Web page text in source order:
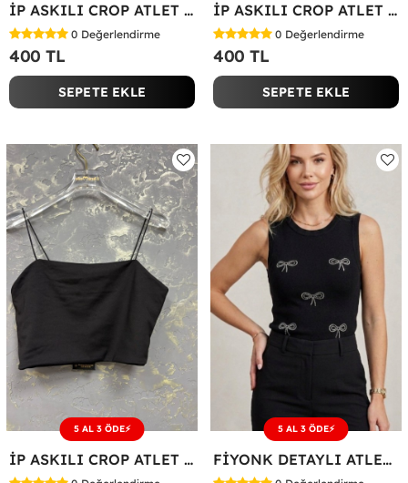
İP ASKILI CROP ATLET Fuşya
0 Değerlendirme
400 TL
SEPETE EKLE
İP ASKILI CROP ATLET Yeşil
0 Değerlendirme
400 TL
SEPETE EKLE
5 AL 3 ÖDE⚡
İP ASKILI CROP ATLET Siyah
5 AL 3 ÖDE⚡
FİYONK DETAYLI ATLET Taş Siyah